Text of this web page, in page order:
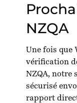
NZQA
Une fois que
vérification
NZQA, notre
sécurisé
rapport